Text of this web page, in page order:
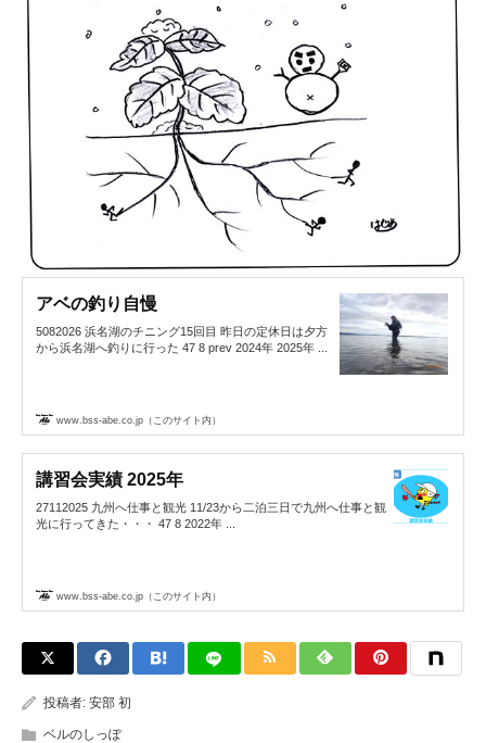
アベの釣り自慢
5082026 浜名湖のチニング15回目 昨日の定休日は夕方
から浜名湖へ釣りに行った 47 8 prev 2024年 2025年 ...
www.bss-abe.co.jp（このサイト内）
講習会実績 2025年
27112025 九州へ仕事と観光 11/23から二泊三日で九州へ仕事と観
光に行ってきた・・・ 47 8 2022年 ...
www.bss-abe.co.jp（このサイト内）
投稿者: 安部 初
ベルのしっぽ